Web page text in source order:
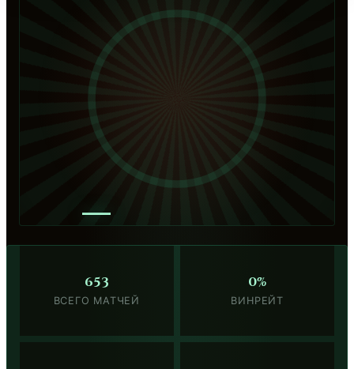
—
653
ВСЕГО МАТЧЕЙ
0%
ВИНРЕЙТ